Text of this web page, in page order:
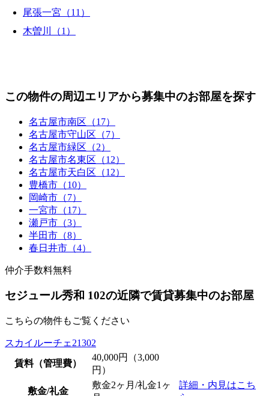
尾張一宮（11）
木曽川（1）
この物件の周辺エリアから募集中のお部屋を探す
名古屋市南区（17）
名古屋市守山区（7）
名古屋市緑区（2）
名古屋市名東区（12）
名古屋市天白区（12）
豊橋市（10）
岡崎市（7）
一宮市（17）
瀬戸市（3）
半田市（8）
春日井市（4）
仲介手数料無料
セジュール秀和 102の近隣で賃貸募集中のお部屋
こちらの物件もご覧ください
スカイルーチェ21302
賃料（管理費）
40,000円（3,000
円）
詳細・内見はこち
敷金/礼金
敷金2ヶ月/礼金1ヶ